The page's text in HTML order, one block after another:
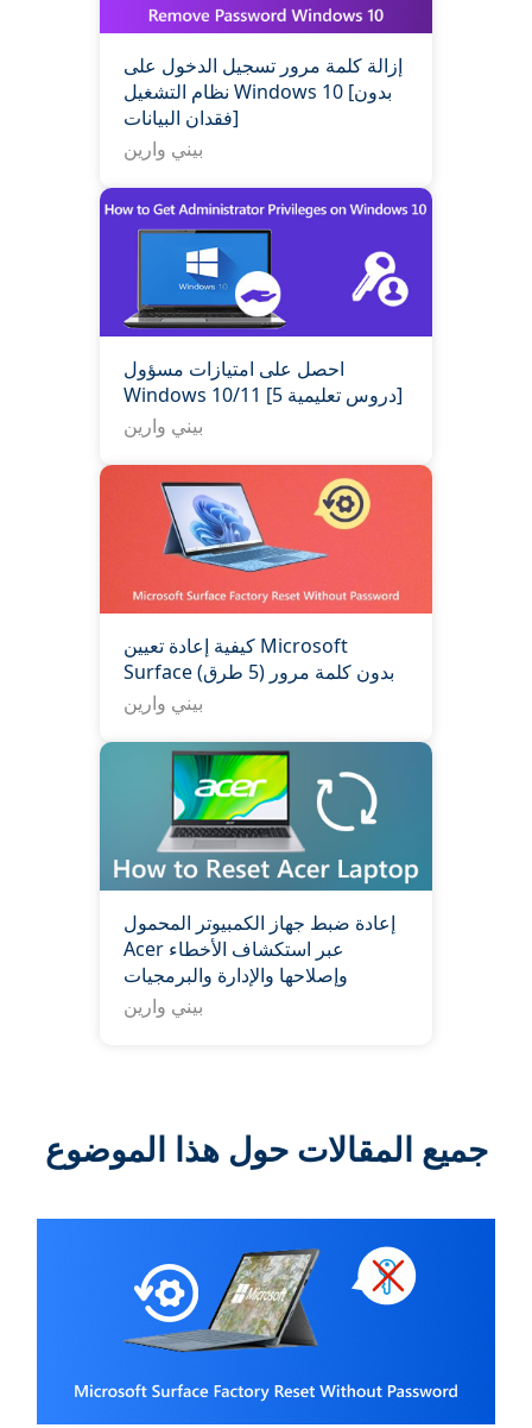
إزالة كلمة مرور تسجيل الدخول على
نظام التشغيل Windows 10 [بدون
فقدان البيانات]
بيني وارين
احصل على امتيازات مسؤول
Windows 10/11 [5 دروس تعليمية]
بيني وارين
كيفية إعادة تعيين Microsoft
Surface بدون كلمة مرور (5 طرق)
بيني وارين
إعادة ضبط جهاز الكمبيوتر المحمول
Acer عبر استكشاف الأخطاء
وإصلاحها والإدارة والبرمجيات
بيني وارين
جميع المقالات حول هذا الموضوع